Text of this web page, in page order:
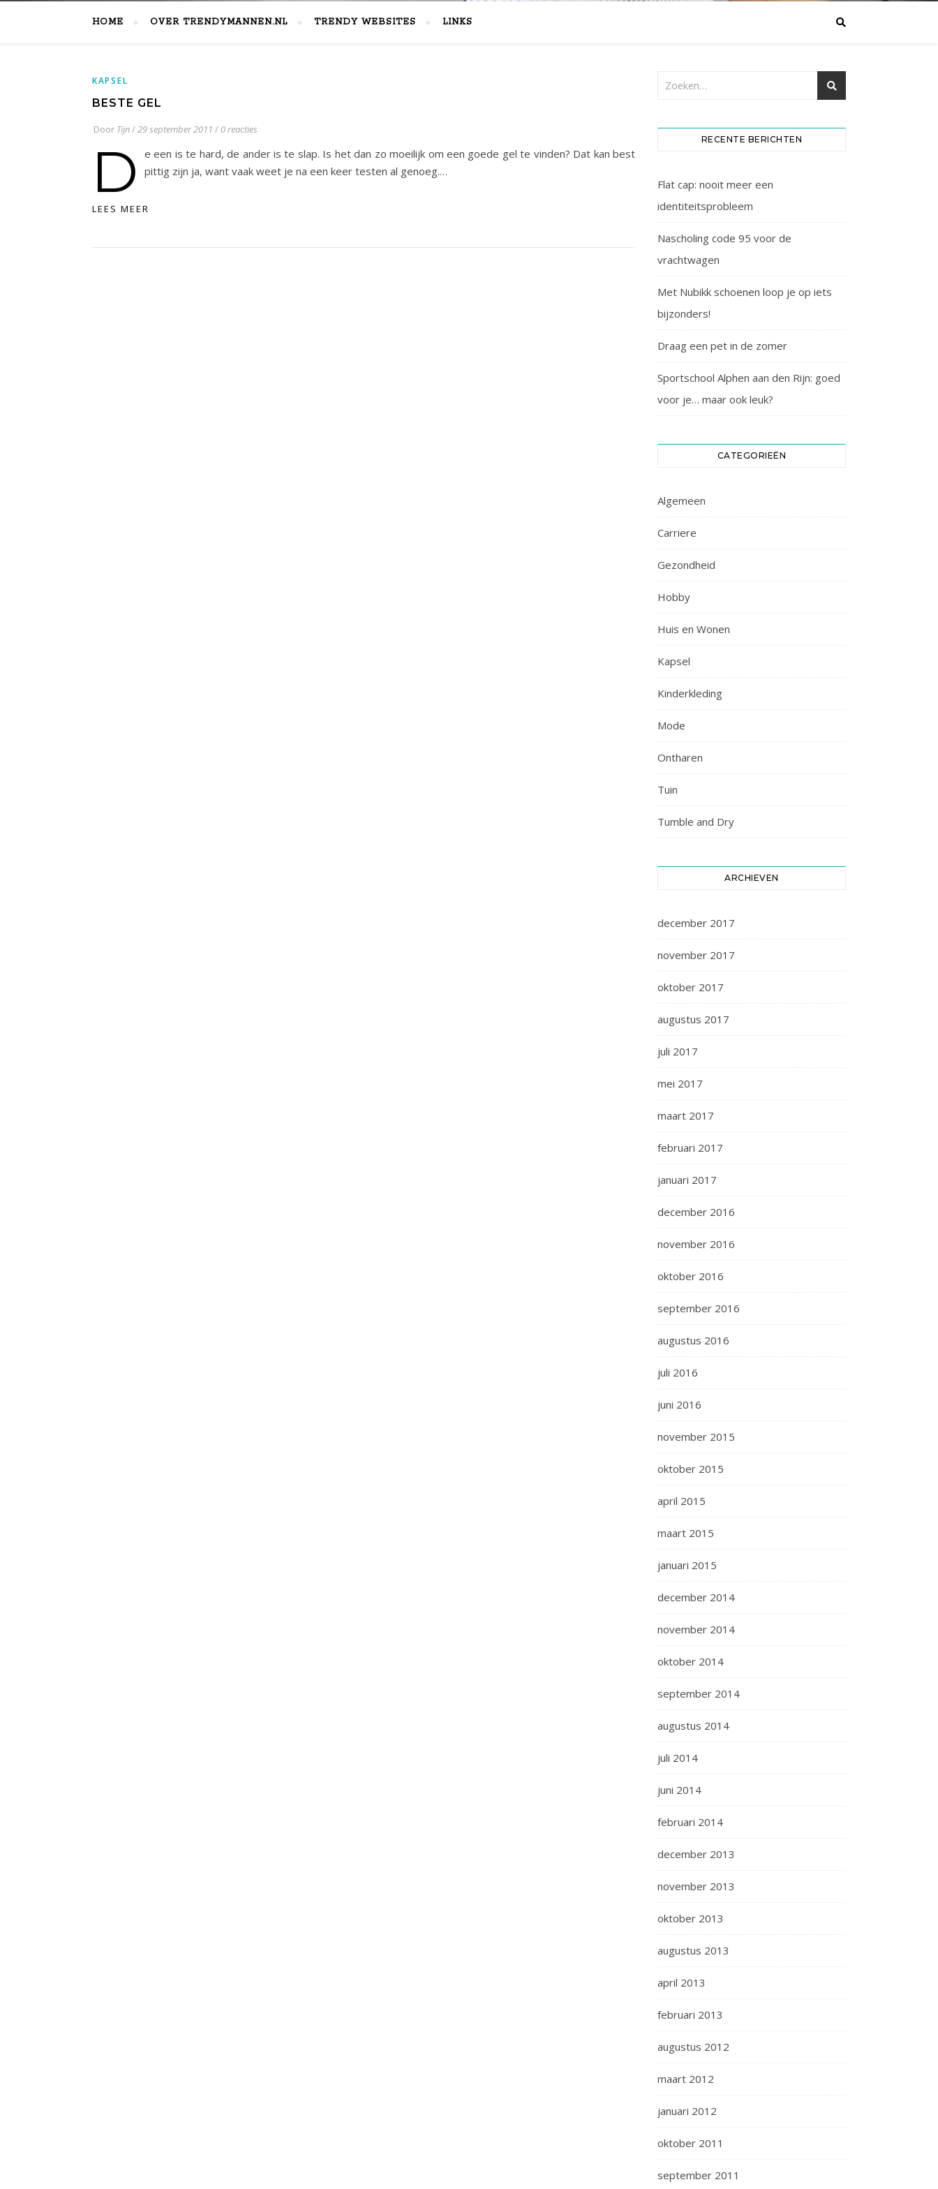
HOME OVER TRENDYMANNEN.NL TRENDY WEBSITES LINKS
KAPSEL
BESTE GEL
Door Tijn/29 september 2011 / 0 reacties
D
e een is te hard, de ander is te slap. Is het dan zo moeilijk om een goede gel te vinden? Dat kan best
pittig zijn ja, want vaak weet je na een keer testen al genoeg.…
LEES MEER
RECENTE BERICHTEN
Flat cap: nooit meer een
identiteitsprobleem
Nascholing code 95 voor de
vrachtwagen
Met Nubikk schoenen loop je op iets
bijzonders!
Draag een pet in de zomer
Sportschool Alphen aan den Rijn: goed
voor je… maar ook leuk?
CATEGORIEËN
Algemeen
Carriere
Gezondheid
Hobby
Huis en Wonen
Kapsel
Kinderkleding
Mode
Ontharen
Tuin
Tumble and Dry
ARCHIEVEN
december 2017
november 2017
oktober 2017
augustus 2017
juli 2017
mei 2017
maart 2017
februari 2017
januari 2017
december 2016
november 2016
oktober 2016
september 2016
augustus 2016
juli 2016
juni 2016
november 2015
oktober 2015
april 2015
maart 2015
januari 2015
december 2014
november 2014
oktober 2014
september 2014
augustus 2014
juli 2014
juni 2014
februari 2014
december 2013
november 2013
oktober 2013
augustus 2013
april 2013
februari 2013
augustus 2012
maart 2012
januari 2012
oktober 2011
september 2011